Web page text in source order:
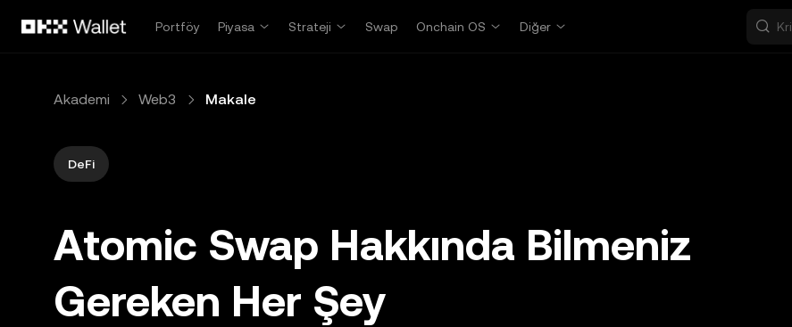
Portföy
Piyasa Strateji Swap Onchain OS Diğer
Akademi Web3 Makale
DeFi
Atomic Swap Hakkında Bilmeniz
Gereken Her Şey